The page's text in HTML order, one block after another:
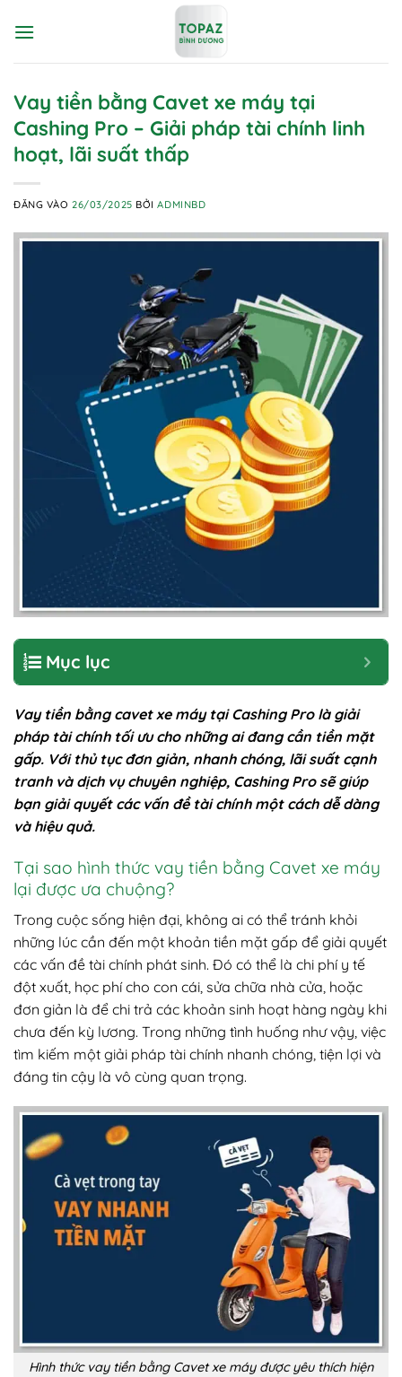
qua
Vay tiền bằng Cavet xe máy tại
Cashing Pro – Giải pháp tài chính linh
hoạt, lãi suất thấp
ĐĂNG VÀO26/03/2025 BỞIADMINBD
Mục lục
Vay tiền bằng cavet xe máy tại Cashing Pro là giải
pháp tài chính tối ưu cho những ai đang cần tiền mặt
gấp. Với thủ tục đơn giản, nhanh chóng, lãi suất cạnh
tranh và dịch vụ chuyên nghiệp, Cashing Pro sẽ giúp
bạn giải quyết các vấn đề tài chính một cách dễ dàng
và hiệu quả.
Tại sao hình thức vay tiền bằng Cavet xe máy
lại được ưa chuộng?
Trong cuộc sống hiện đại, không ai có thể tránh khỏi
những lúc cần đến một khoản tiền mặt gấp để giải quyết
các vấn đề tài chính phát sinh. Đó có thể là chi phí y tế
đột xuất, học phí cho con cái, sửa chữa nhà cửa, hoặc
đơn giản là để chi trả các khoản sinh hoạt hàng ngày khi
chưa đến kỳ lương. Trong những tình huống như vậy, việc
tìm kiếm một giải pháp tài chính nhanh chóng, tiện lợi và
đáng tin cậy là vô cùng quan trọng.
Hình thức vay tiền bằng Cavet xe máy được yêu thích hiện